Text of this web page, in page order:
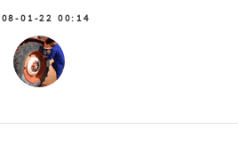
01-22 00:14